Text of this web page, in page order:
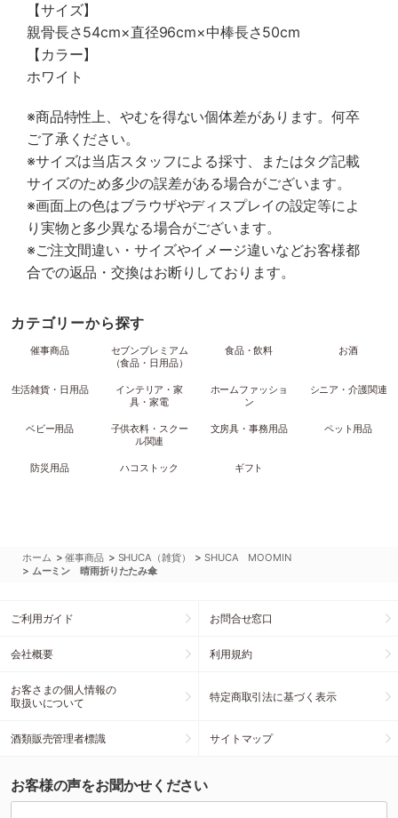
【サイズ】
親骨長さ54cm×直径96cm×中棒長さ50cm
【カラー】
ホワイト
※商品特性上、やむを得ない個体差があります。何卒
ご了承ください。
※サイズは当店スタッフによる採寸、またはタグ記載
サイズのため多少の誤差がある場合がございます。
※画面上の色はブラウザやディスプレイの設定等によ
り実物と多少異なる場合がございます。
※ご注文間違い・サイズやイメージ違いなどお客様都
合での返品・交換はお断りしております。
カテゴリーから探す
催事商品
セブンプレミアム
（食品・日用品）
食品・飲料 お酒
生活雑貨・日用品
インテリア・家
具・家電
ホームファッショ
ン
シニア・介護関連
ベビー用品
子供衣料・スクー
ル関連
文房具・事務用品 ペット用品
防災用品 ハコストック ギフト
ホーム >催事商品 > SHUCA（雑貨） >SHUCA MOOMIN
> ムーミン 晴雨折りたたみ傘
ご利用ガイド お問合せ窓口
会社概要 利用規約
お客さまの個人情報の
取扱いについて
特定商取引法に基づく表示
酒類販売管理者標識 サイトマップ
お客様の声をお聞かせください